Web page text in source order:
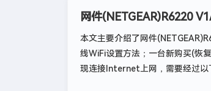
网件(NETGEAR)R6220
本文主要介绍了网件
线WiFi设置方法；一台新购买(恢
现连接Internet上网，需要经过以